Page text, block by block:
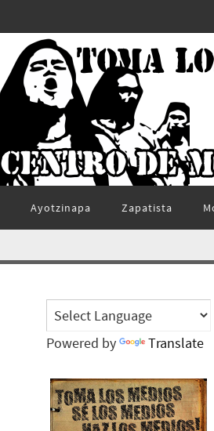
Ayotzinapa Zapatista
Powered by Translate